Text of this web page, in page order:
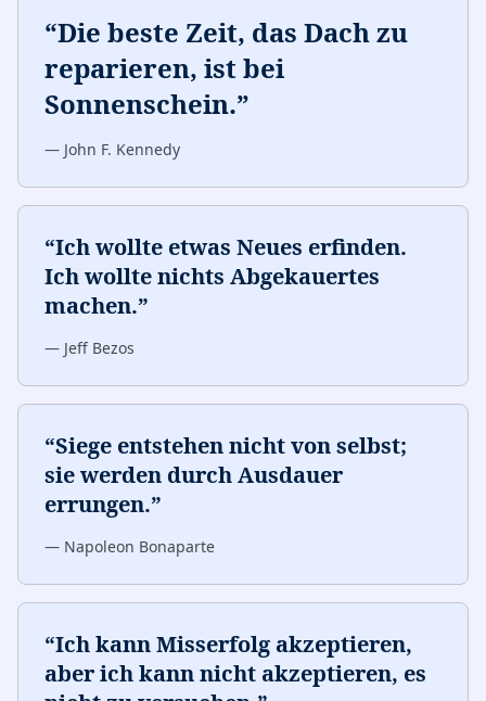
“Die beste Zeit, das Dach zu
reparieren, ist bei
Sonnenschein.”
— John F. Kennedy
“Ich wollte etwas Neues erfinden.
Ich wollte nichts Abgekauertes
machen.”
— Jeff Bezos
“Siege entstehen nicht von selbst;
sie werden durch Ausdauer
errungen.”
— Napoleon Bonaparte
“Ich kann Misserfolg akzeptieren,
aber ich kann nicht akzeptieren, es